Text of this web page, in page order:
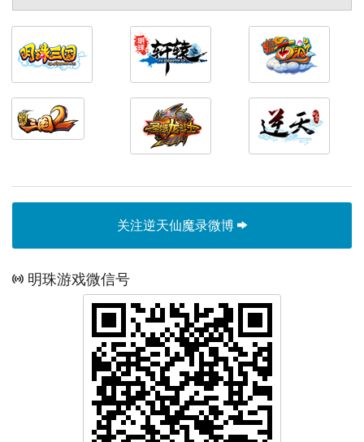
关注逆天仙魔录微博
明珠游戏微信号